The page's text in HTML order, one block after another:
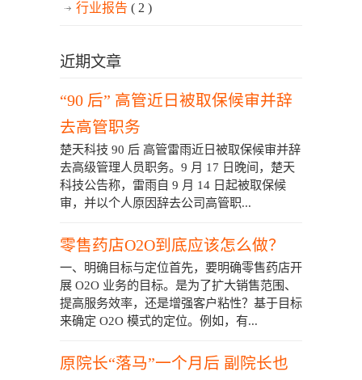
行业报告 ( 2 )
近期文章
“90 后” 高管近日被取保候审并辞
去高管职务
楚天科技 90 后 高管雷雨近日被取保候审并辞
去高级管理人员职务。9 月 17 日晚间，楚天
科技公告称，雷雨自 9 月 14 日起被取保候
审，并以个人原因辞去公司高管职...
零售药店O2O到底应该怎么做？
一、明确目标与定位首先，要明确零售药店开
展 O2O 业务的目标。是为了扩大销售范围、
提高服务效率，还是增强客户粘性？基于目标
来确定 O2O 模式的定位。例如，有...
原院长“落马”一个月后 副院长也